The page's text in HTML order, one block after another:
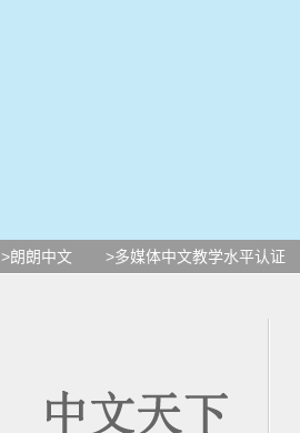
>朗朗中文 >多媒体中文教学水平认证